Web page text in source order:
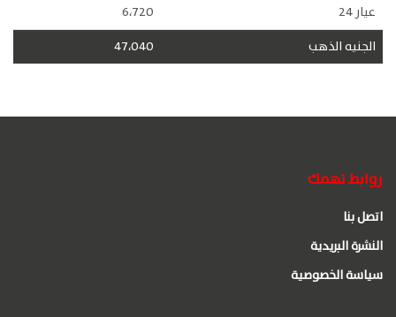
عيار 24
6،720
الجنيه الذهب
47،040
روابط تهمك
اتصل بنا
النشرة البريدية
سياسة الخصوصية